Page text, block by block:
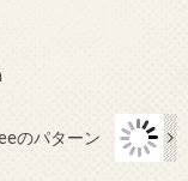
のパターン